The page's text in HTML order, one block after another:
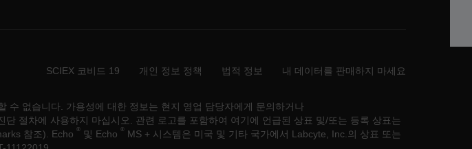
SCIEX 코비드 19 개인 정보 정책 법적 정보 내 데이터를 판매하지 마세요
수 없습니다. 가용성에 대한 정보는 현지 영업 담당자에게 문의하거나
절차에 사용하지 마십시오. 관련 로고를 포함하여 여기에 언급된 상표 및/또는 등록 상표는
참조). Echo
® 및 Echo ®
MS + 시스템은 미국 및 기타 국가에서 Labcyte, Inc.의 상표 또는